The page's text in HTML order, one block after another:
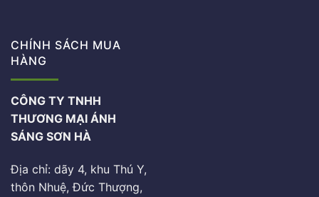
CHÍNH SÁCH MUA
HÀNG
CÔNG TY TNHH
THƯƠNG MẠI ÁNH
SÁNG SƠN HÀ
Địa chỉ: dãy 4, khu Thú Y,
thôn Nhuệ, Đức Thượng,